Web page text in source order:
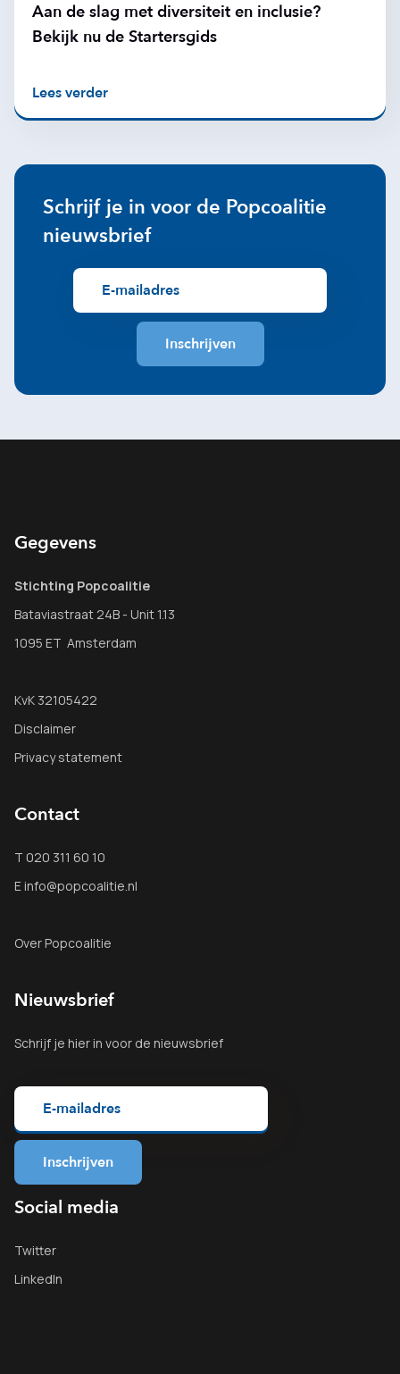
Aan de slag met diversiteit en inclusie?
Bekijk nu de Startersgids
Lees verder
Schrijf je in voor de Popcoalitie
nieuwsbrief
Gegevens
Stichting Popcoalitie
Bataviastraat 24B - Unit 1.13
1095 ET Amsterdam
KvK 32105422
Disclaimer
Privacy statement
Contact
T 020 311 60 10
E info@popcoalitie.nl
Over Popcoalitie
Nieuwsbrief
Schrijf je hierin voor de nieuwsbrief
Social media
Twitter
LinkedIn